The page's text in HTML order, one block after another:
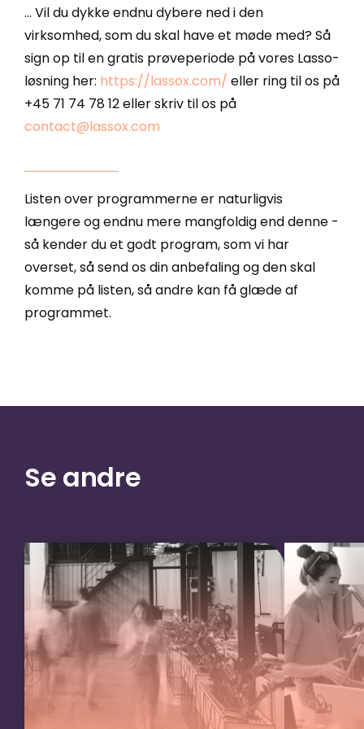
... Vil du dykke endnu dybere ned i den
virksomhed, som du skal have et møde med? Så
sign op til en gratis prøveperiode på vores Lasso-
løsning her: https://lassox.com/ eller ring til os på
+45 71 74 78 12 eller skriv til os på
contact@lassox.com
Listen over programmerne er naturligvis
længere og endnu mere mangfoldig end denne -
så kender du et godt program, som vi har
overset, så send os din anbefaling og den skal
komme på listen, så andre kan få glæde af
programmet.
Se andre